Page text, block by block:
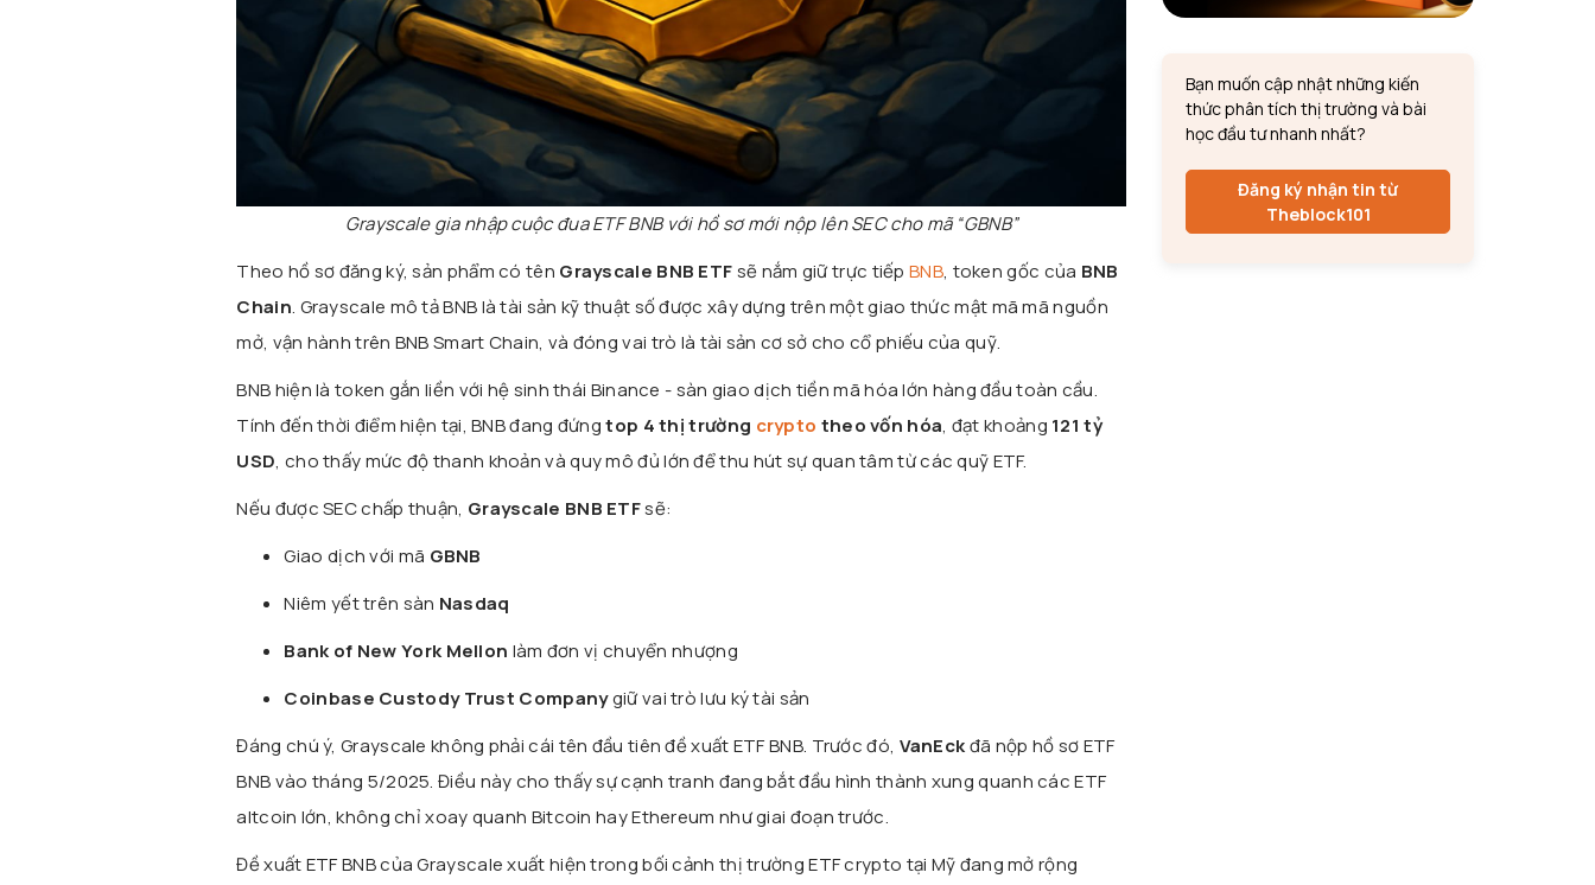
Grayscale gia nhập cuộc đua ETF BNB với hồ sơ mới nộp lên SEC cho mã “GBNB”
Theo hồ sơ đăng ký, sản phẩm có tên Grayscale BNB ETFsẽ nắm giữ trực tiếpBNB, token gốc của BNB
Chain. Grayscale mô tả BNB là tài sản kỹ thuật số được xây dựng trên một giao thức mật mã mã nguồn
mở, vận hành trên BNB Smart Chain, và đóng vai trò là tài sản cơ sở cho cổ phiếu của quỹ.
BNB hiện là token gắn liền với hệ sinh thái Binance - sàn giao dịch tiền mã hóa lớn hàng đầu toàn cầu.
Tính đến thời điểm hiện tại, BNB đang đứngtop 4 thị trường crypto theo vốn hóa, đạt khoảng 121 tỷ
USD, cho thấy mức độ thanh khoản và quy mô đủ lớn để thu hút sự quan tâm từ các quỹ ETF.
Nếu được SEC chấp thuận, Grayscale BNB ETFsẽ:
Giao dịch với mã GBNB
Niêm yết trên sàn Nasdaq
Bank of New York Mellon làm đơn vị chuyển nhượng
Coinbase Custody Trust Companygiữ vai trò lưu ký tài sản
Đáng chú ý, Grayscale không phải cái tên đầu tiên đề xuất ETF BNB. Trước đó, VanEckđã nộp hồ sơ ETF
BNB vào tháng 5/2025. Điều này cho thấy sự cạnh tranh đang bắt đầu hình thành xung quanh các ETF
altcoin lớn, không chỉ xoay quanh Bitcoin hay Ethereum như giai đoạn trước.
Đề xuất ETF BNB của Grayscale xuất hiện trong bối cảnh thị trường ETF crypto tại Mỹ đang mở rộng
Bạn muốn cập nhật những kiến
thức phân tích thị trường và bài
học đầu tư nhanh nhất?
Đăng ký nhận tin từ
Theblock101